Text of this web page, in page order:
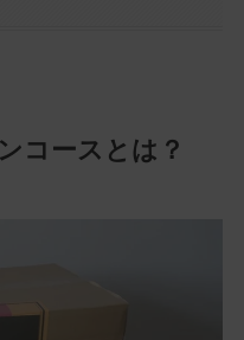
コースとは？